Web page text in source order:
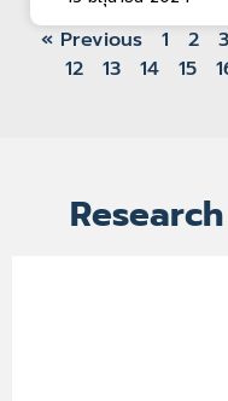
« Previous 1 2 3
12
13 14 15